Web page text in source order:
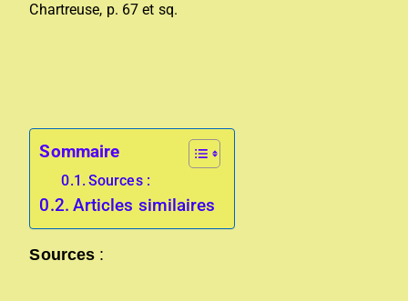
Chartreuse, p. 67 et sq.
Sommaire
Sources :
Articles similaires
Sources :